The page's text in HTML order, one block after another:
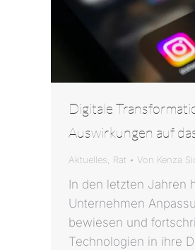
Digitale
Auswirkungen auf
Aktuelles, Rat Von Kenza
In den letzten Jahren
Unternehmen
bewiesen und
Technologien in ihre